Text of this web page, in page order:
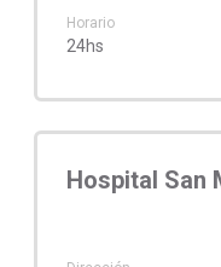
Horario
24hs
Hospital San